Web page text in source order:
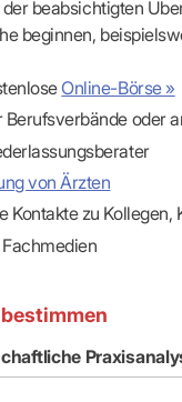
beabsichtigten
beginnen,
Online-Börse »
Berufsverbände oder
von Ärzten
Kontakte zu